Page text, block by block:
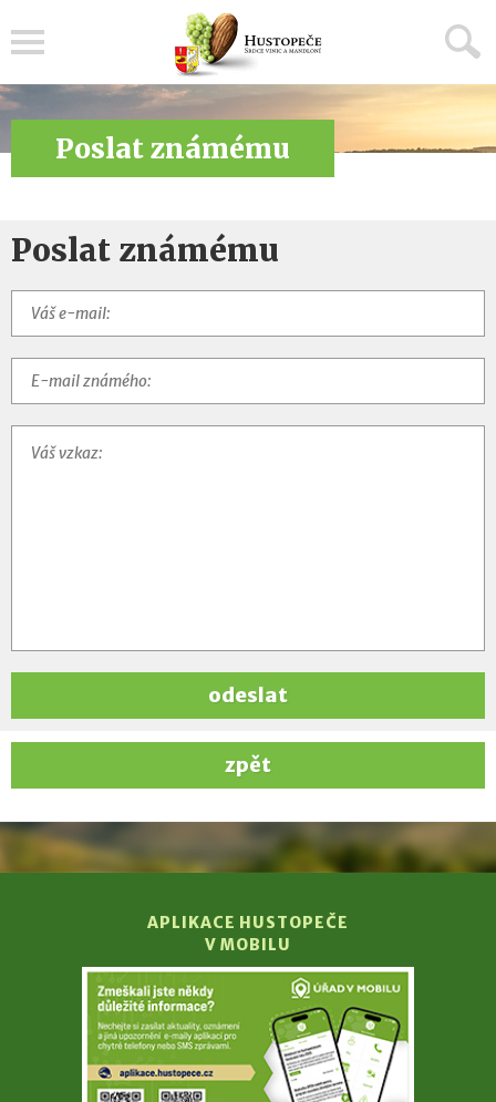
Poslat známému
Poslat známému
odeslat
zpět
APLIKACE HUSTOPEČE
V MOBILU